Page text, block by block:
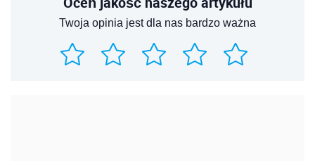
Twoja opinia jest dla nas bardzo ważna